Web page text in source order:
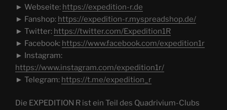
► Webseite: https://expedition-r.de
► Fanshop: https://expedition-r.myspreadshop.de/
► Twitter: https://twitter.com/Expedition1R
► Facebook: https://www.facebook.com/expedition1r
► Instagram:
https://www.instagram.com/expedition1r/
► Telegram: https://t.me/expedition_r
Die EXPEDITION R ist ein Teil des Quadrivium-Clubs